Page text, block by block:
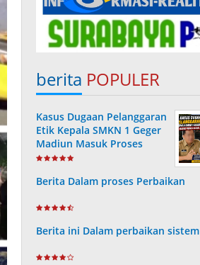
berita POPULER
Kasus Dugaan Pelanggaran
Etik Kepala SMKN 1 Geger
Madiun Masuk Proses
Disdik Jatim
Berita Dalam proses Perbaikan
Berita ini Dalam perbaikan sistem